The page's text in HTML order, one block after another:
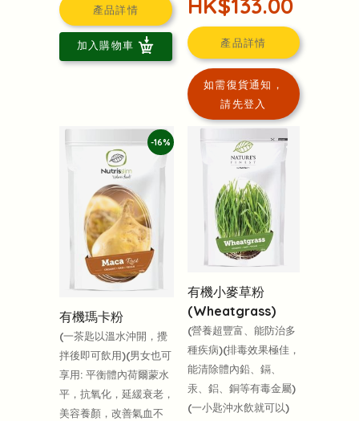
產品詳情
加入購物車
HK$133.00
產品詳情
如需復貨通知，
請先登入
-16%
有機瑪卡粉
(一茶匙以溫水沖開，攪
拌後即可飲用)(男女也可
享用: 平衡體內荷爾蒙水
平，抗氧化，延緩衰老，
美容養顏，改善氣血不
有機小麥草粉
(Wheatgrass)
(營養超豐富、能防治多
種疾病)(排毒效果極佳，
能清除體內鉛、鎘、
汞、鋁、銅等有毒金屬)
(一小匙沖水飲就可以)